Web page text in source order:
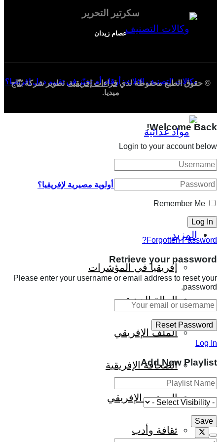
وكالات التصنيف الثلاث: أرقام أم تحيّز في تقييم دول إفريقيا؟
لماذا تمثل السيادة الغذائية أولوية مصيرية لإفريقيا؟
المزيد
إفريقيا في المؤشرات
الحالة الدينية
الملف الإفريقي
الصحافة الإفريقية
المجتمع الإفريقي
ثقافة وأدب
سكرتير التحرير
عصام زيدان
© حقوق الطبع محفوظة لديقراءات إفريقية. تطوير شركةبُنّاج
ميديا.
Welcome Back!
Login to your account below
Remember Me
Forgotten Password?
Retrieve your password
Please enter your username or email address to reset your
password.
Log In
Add New Playlist